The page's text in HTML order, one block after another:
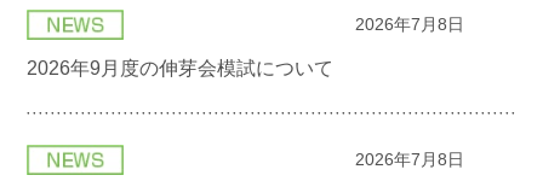
2026年7月8日
2026年9月度の伸芽会模試について
2026年7月8日